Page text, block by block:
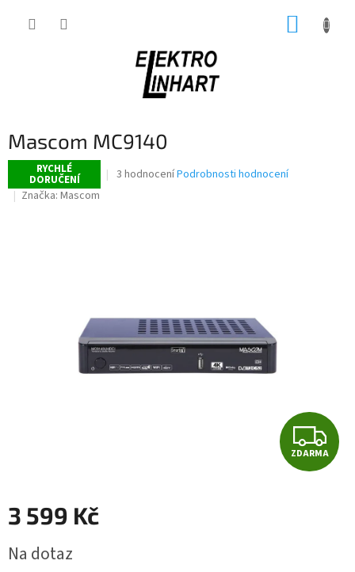
Mascom MC9140
RYCHLÉ
DORUČENÍ
Průměrné
3 hodnoceníPodrobnosti hodnocení
Značka: Mascom
Z
D
ZDARMA
3 599 Kč
cena:
Na dotaz